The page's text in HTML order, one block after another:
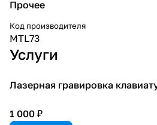
Прочее
Код производителя
MTL73
Услуги
Лазерная гравировка
1 000 ₽